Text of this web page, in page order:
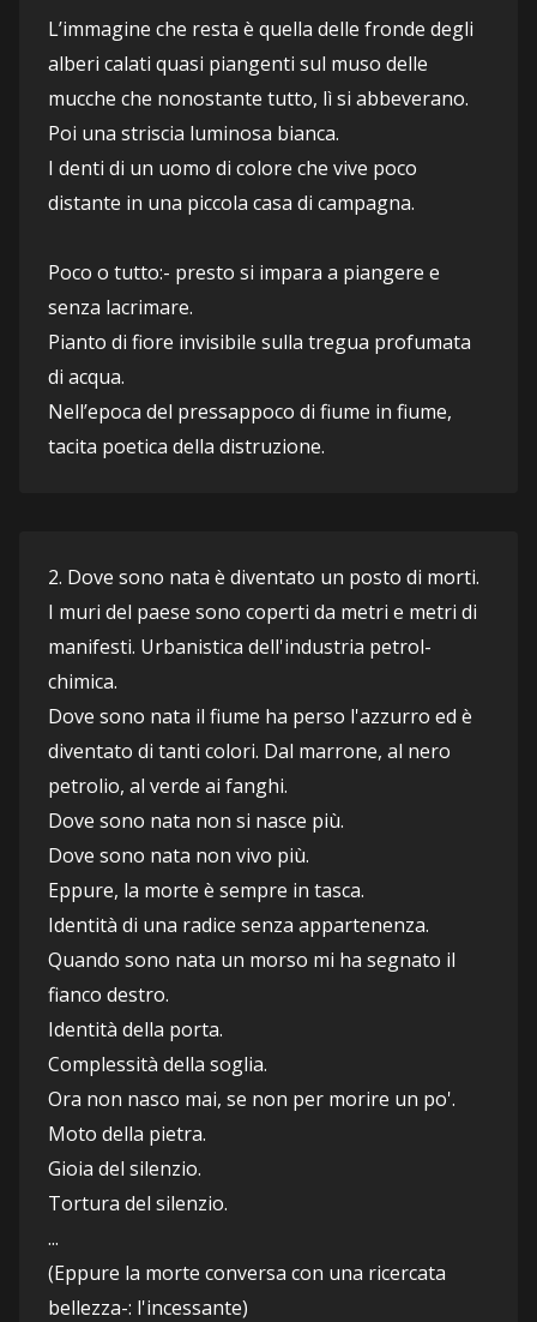
L’immagine che resta è quella delle fronde degli
alberi calati quasi piangenti sul muso delle
mucche che nonostante tutto, lì si abbeverano.
Poi una striscia luminosa bianca.
I denti di un uomo di colore che vive poco
distante in una piccola casa di campagna.
Poco o tutto:- presto si impara a piangere e
senza lacrimare.
Pianto di fiore invisibile sulla tregua profumata
di acqua.
Nell’epoca del pressappoco di fiume in fiume,
tacita poetica della distruzione.
2. Dove sono nata è diventato un posto di morti.
I muri del paese sono coperti da metri e metri di
manifesti. Urbanistica dell'industria petrol-
chimica.
Dove sono nata il fiume ha perso l'azzurro ed è
diventato di tanti colori. Dal marrone, al nero
petrolio, al verde ai fanghi.
Dove sono nata non si nasce più.
Dove sono nata non vivo più.
Eppure, la morte è sempre in tasca.
Identità di una radice senza appartenenza.
Quando sono nata un morso mi ha segnato il
fianco destro.
Identità della porta.
Complessità della soglia.
Ora non nasco mai, se non per morire un po'.
Moto della pietra.
Gioia del silenzio.
Tortura del silenzio.
...
(Eppure la morte conversa con una ricercata
bellezza-: l'incessante)